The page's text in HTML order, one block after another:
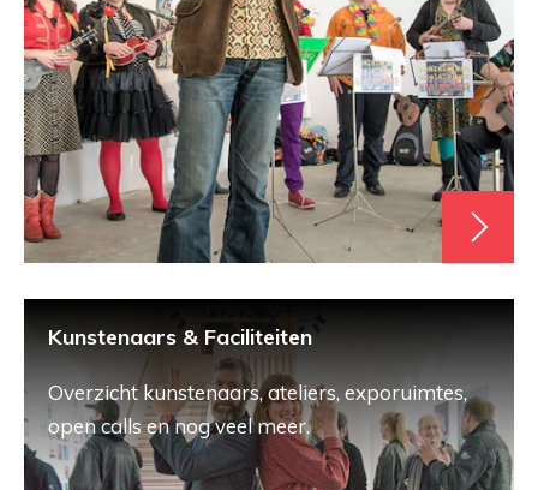
Kunstenaars & Faciliteiten
Overzicht kunstenaars, ateliers, exporuimtes,
open calls en nog veel meer.